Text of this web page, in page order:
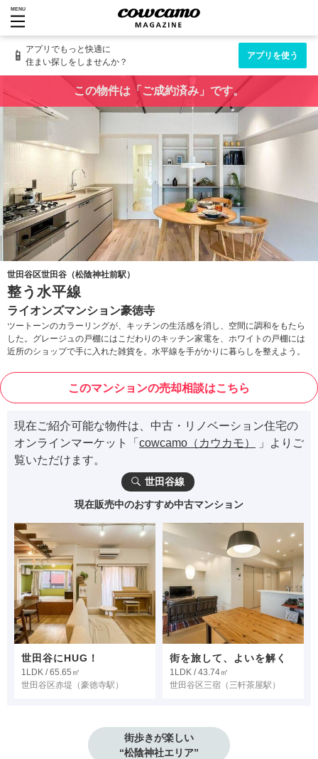
MENU
📱 アプリでもっと快適に
住まい探しをしませんか？
アプリを使う
この物件は「ご成約済み」です。
世田谷区世田谷（松陰神社前駅）
整う水平線
ライオンズマンション豪徳寺
ツートーンのカラーリングが、キッチンの生活感を消し、空間に調和をもたら
した。グレージュの戸棚にはこだわりのキッチン家電を、ホワイトの戸棚には
近所のショップで手に入れた雑貨を。水平線を手がかりに暮らしを整えよう。
このマンションの売却相談はこちら
現在ご紹介可能な物件は、中古・リノベーション住宅の
オンラインマーケット「 cowcamo（カウカモ）
」よりご
覧いただけます。
世田谷線
現在販売中のおすすめ中古マンション
世田谷にHUG！
1LDK / 65.65㎡
世田谷区赤堤 （豪徳寺駅）
街を旅して、よいを解く
1LDK / 43.74㎡
世田谷区三宿 （三軒茶屋駅）
街歩きが楽しい
“松陰神社エリア”